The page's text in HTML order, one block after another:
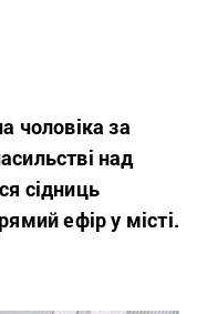
чоловіка за
над
сідниць
ефір у місті.